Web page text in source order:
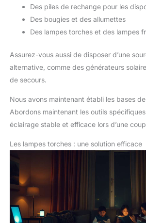
Des piles de rechange pour les
Des bougies et des allumettes
Des lampes torches et des lampes
Assurez-vous aussi de disposer d’une
alternative, comme des générateurs
de secours.
Nous avons maintenant établi les bases
Abordons maintenant les outils
éclairage stable et efficace lors d’une
Les lampes torches : une solution efficace